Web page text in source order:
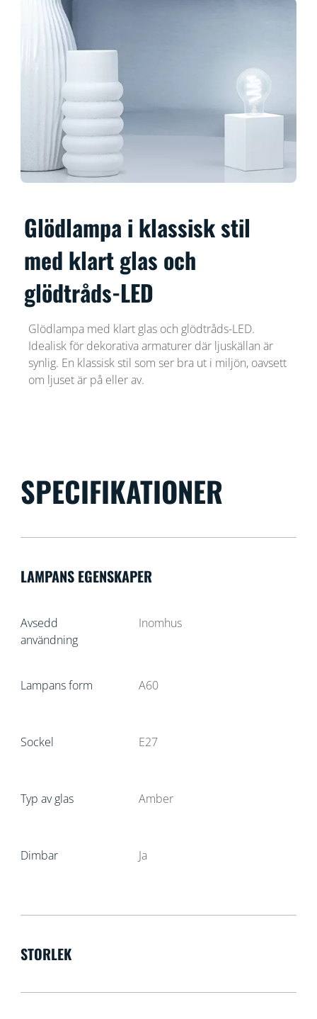
Glödlampa i klassisk stil
med klart glas och
glödtråds-LED
Glödlampa med klart glas och glödtråds-LED.
Idealisk för dekorativa armaturer där ljuskällan är
synlig. En klassisk stil som ser bra ut i miljön, oavsett
om ljuset är på eller av.
SPECIFIKATIONER
LAMPANS EGENSKAPER
Avsedd
användning
Inomhus
Lampans form A60
Sockel E27
Typ av glas Amber
Dimbar Ja
STORLEK